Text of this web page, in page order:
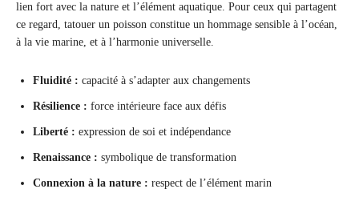
lien fort avec la nature et l’élément aquatique. Pour ceux qui partagent
ce regard, tatouer un poisson constitue un hommage sensible à l’océan,
à la vie marine, et à l’harmonie universelle.
Fluidité : capacité à s’adapter aux changements
Résilience : force intérieure face aux défis
Liberté : expression de soi et indépendance
Renaissance : symbolique de transformation
Connexion à la nature : respect de l’élément marin